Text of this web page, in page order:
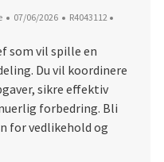
Date d’affichage
07/06/2026 ID du poste
R4043112
som vil spille en
Du vil koordinere
sikre effektiv
forbedring. Bli
for vedlikehold og